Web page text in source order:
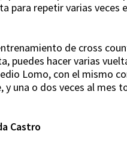
para repetir varias
de cross
puedes hacer varias
Lomo, con el mismo
y una o dos veces al mes
Castro